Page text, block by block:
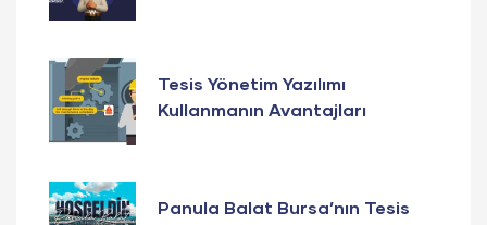
Tesis Yönetim Yazılımı
Kullanmanın Avantajları
Panula Balat Bursa’nın Tesis